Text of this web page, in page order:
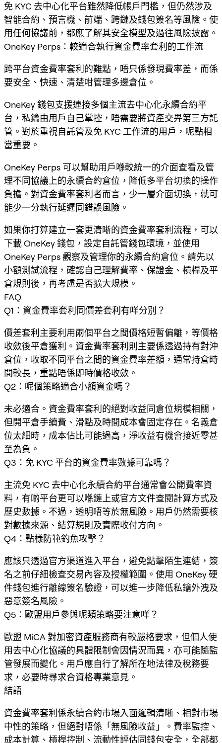
免 KYC 去中心化平台雖然降低帳戶門檻，但仍然涉及
智能合約、預言機、前端、跨鏈及錢包簽名等風險。使
用任何協議前，都應了解其安全模型及過往風險披露。
OneKey Perps：較適合執行資金費率套利的工作流
跨平台資金費率套利的難點，唔只係發現費率差，而係
要安全、快速、清楚咁管理多邊倉位。
OneKey 錢包支援連接多個主流去中心化永續合約平
台，私鑰由用戶自己掌控，唔需要將資產交畀第三方託
管。對於重視自託管及免 KYC 工作流的用戶，呢點相
當重要。
OneKey Perps 可以幫助用戶喺較統一的介面查看及管
理不同協議上的永續合約倉位，降低多平台切換的操作
負擔。對資金費率套利者而言，少一層介面切換，就可
能少一分執行延遲同錯誤風險。
如果你打算建立一套更清晰的資金費率套利流程，可以
下載 OneKey 錢包，設定自託管錢包環境，並使用
OneKey Perps 觀察及管理你的永續合約倉位。請先以
小額測試流程，確認自己理解費率、保證金、槓桿及平
倉規則後，再考慮是否擴大規模。
FAQ
Q1：資金費率套利同價差套利有咩分別？
價差套利主要利用兩個平台之間價格短暫偏離，等價格
收斂後平倉獲利。資金費率套利則主要係透過持有對沖
倉位，收取不同平台之間的資金費率差額，通常持倉時
間較長，重點唔係即時價格收斂。
Q2：呢個策略適合小額資金嗎？
未必適合。資金費率套利的絕對收益同倉位規模相關，
但開平倉手續費、滑點及時間成本會固定存在。名義倉
位太細時，成本佔比可能過高，淨收益有機會接近零甚
至為負。
Q3：免 KYC 平台的資金費率數據可靠嗎？
主流免 KYC 去中心化永續合約平台通常會公開費率資
料，有啲平台更可以喺鏈上或官方文件查閱計算方式及
歷史數據。不過，透明唔等於無風險。用戶仍然需要核
對數據來源、結算規則及實際收付方向。
Q4：點樣防範釣魚攻擊？
應該只透過官方渠道進入平台，避免點擊陌生連結，簽
名之前仔細檢查交易內容及授權範圍。使用 OneKey 硬
件錢包進行離線簽名驗證，可以進一步降低私鑰外洩及
惡意簽名風險。
Q5：歐盟用戶參與呢類策略要注意咩？
歐盟 MiCA 對加密資產服務商有較嚴格要求，但個人使
用去中心化協議的具體限制會因情況而異，亦可能隨監
管發展而變化。用戶應自行了解所在地法律及稅務要
求，必要時尋求合資格專業意見。
結語
資金費率套利係永續合約市場入面邏輯清晰、相對市場
中性的策略，但絕對唔係「無風險收益」。費率監控、
成本計算、槓桿控制、流動性評估同錢包安全，全部都